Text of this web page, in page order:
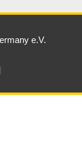
e.V.
|